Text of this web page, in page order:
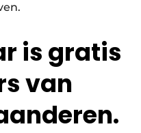
is gratis
van